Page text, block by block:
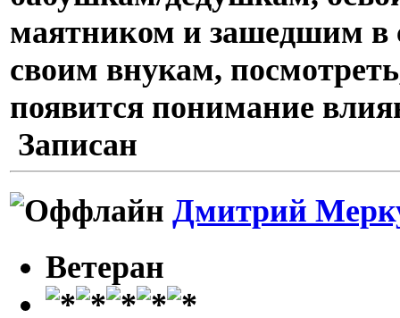
маятником и зашедшим в
своим внукам,
появится понимание
Записан
Дмитрий
Ветеран